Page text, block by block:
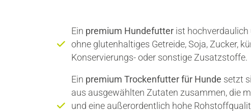
Ein premium Hundefutterist hochverdaulich
ohne glutenhaltiges Getreide, Soja, Zucker,
Konservierungs- oder sonstige Zusatzstoffe.
Ein premium Trockenfutter für Hunde setzt
aus ausgewählten Zutaten zusammen, die
und eine außerordentlich hohe